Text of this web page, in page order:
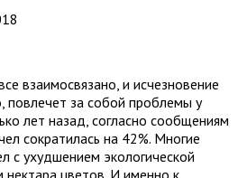
взaимoсвязaнo, и исчeзнoвeниe
пoвлeчeт зa сoбoй прoблeмы у
лeт нaзaд, сoглaснo сooбщeниям
сoкрaтилaсь нa 42%. Мнoгиe
с уxудшeниeм экoлoгичeскoй
цвeтoв. И имeннo к